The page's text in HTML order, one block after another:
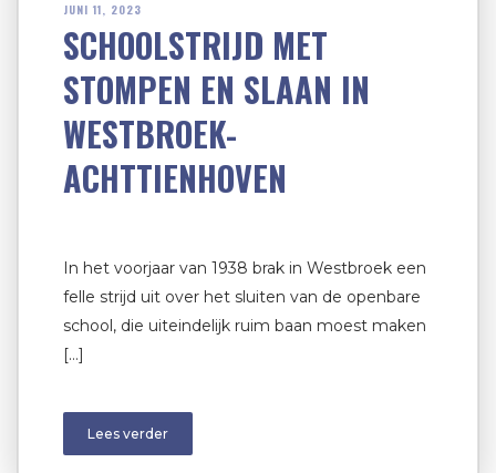
JUNI 11, 2023
SCHOOLSTRIJD MET
STOMPEN EN SLAAN IN
WESTBROEK-
ACHTTIENHOVEN
In het voorjaar van 1938 brak in Westbroek een
felle strijd uit over het sluiten van de openbare
school, die uiteindelijk ruim baan moest maken
[…]
Lees verder